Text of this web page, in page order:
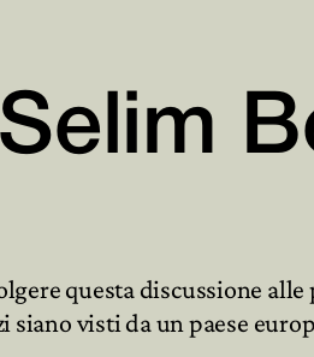
questa discussione
siano visti da un paese